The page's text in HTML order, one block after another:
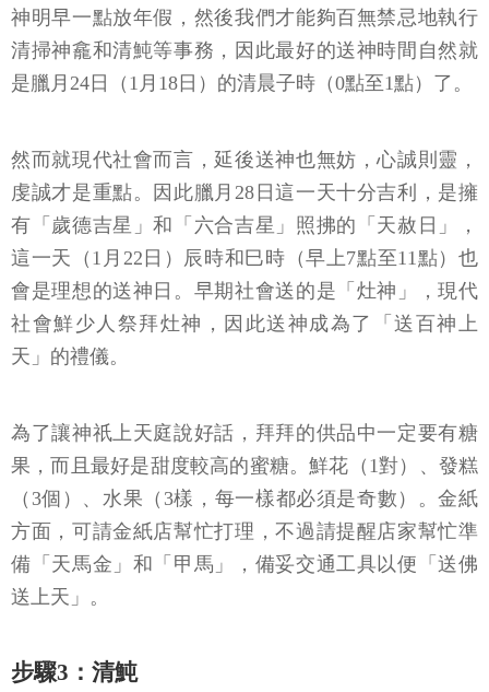
神明早一點放年假，然後我們才能夠百無禁忌地執行
清掃神龕和清魨等事務，因此最好的送神時間自然就
是臘月24日（1月18日）的清晨子時（0點至1點）了。
然而就現代社會而言，延後送神也無妨，心誠則靈，
虔誠才是重點。因此臘月28日這一天十分吉利，是擁
有「歲德吉星」和「六合吉星」照拂的「天赦日」，
這一天（1月22日）辰時和巳時（早上7點至11點）也
會是理想的送神日。早期社會送的是「灶神」，現代
社會鮮少人祭拜灶神，因此送神成為了「送百神上
天」的禮儀。
為了讓神祇上天庭說好話，拜拜的供品中一定要有糖
果，而且最好是甜度較高的蜜糖。鮮花（1對）、發糕
（3個）、水果（3樣，每一樣都必須是奇數）。金紙
方面，可請金紙店幫忙打理，不過請提醒店家幫忙準
備「天馬金」和「甲馬」，備妥交通工具以便「送佛
送上天」。
步驟3：清魨